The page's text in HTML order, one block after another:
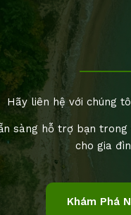
Hãy liên hệ với chúng
sàng hỗ trợ bạn
cho gia
Khám Phá